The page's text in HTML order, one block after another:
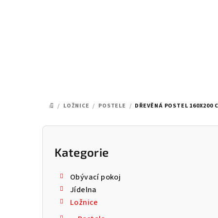
DOMŮ
/ LOŽNICE / POSTELE / DŘEVĚNÁ POSTEL 160X200
P
Přeskočit
kategorie
Kategorie
Obývací pokoj
Jídelna
Ložnice